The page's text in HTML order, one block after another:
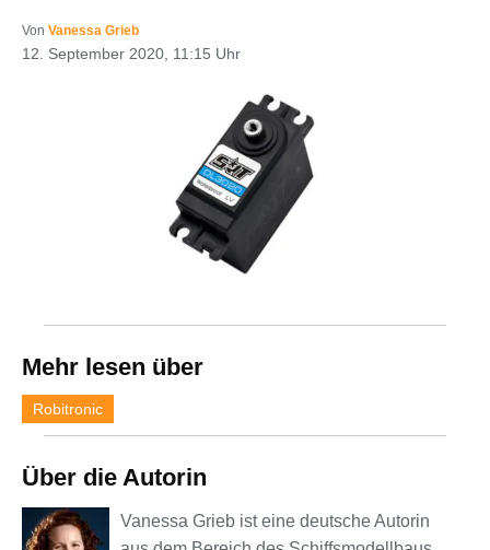
Von Vanessa Grieb
12. September 2020, 11:15 Uhr
Mehr lesen über
Robitronic
Über die Autorin
Vanessa Grieb ist eine deutsche Autorin